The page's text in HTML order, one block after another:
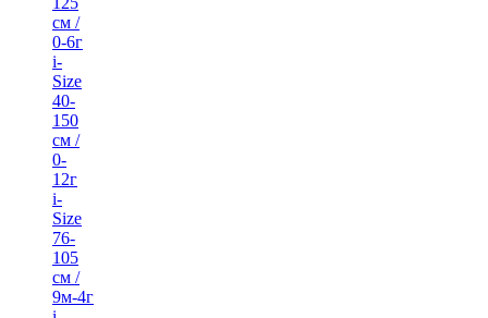
см /
0-6г
i-
Size
40-
150
см /
0-
12г
i-
Size
76-
105
см /
9м-4г